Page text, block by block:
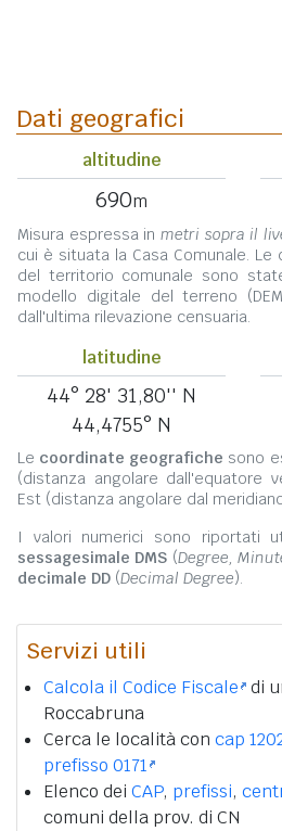
Dati geografici
altitudine
690m
Misura espressa in metri sopra il
cui è situata la Casa Comunale. Le
del territorio comunale sono
modello digitale del terreno
dall'ultima rilevazione censuaria.
latitudine
44° 28' 31,80'' N
44,4755° N
Le coordinate geografiche sono
(distanza angolare dall'equatore
Est (distanza angolare dal
I valori numerici sono riportati
sessagesimale DMS (Degree,
decimale DD (Decimal Degree).
Servizi utili
Calcola il Codice Fiscale di
Roccabruna
Cerca le località con cap
prefisso 0171
Elenco dei CAP, prefissi,
comuni della prov. di CN